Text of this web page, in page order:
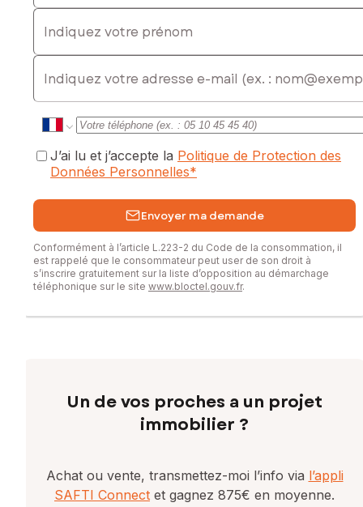
Indiquez votre prénom
E-mail
J’ai lu et j’accepte la Politique de Protection des
Données Personnelles*
Envoyer ma demande
Conformément à l’article L.223-2 du Code de la consommation, il
est rappelé que le consommateur peut user de son droit à
s’inscrire gratuitement sur la liste d’opposition au démarchage
téléphonique sur le site www.bloctel.gouv.fr.
Un de vos proches a un projet
immobilier ?
Achat ou vente, transmettez-moi l’info via l’appli
SAFTI Connect et gagnez 875€ en moyenne.